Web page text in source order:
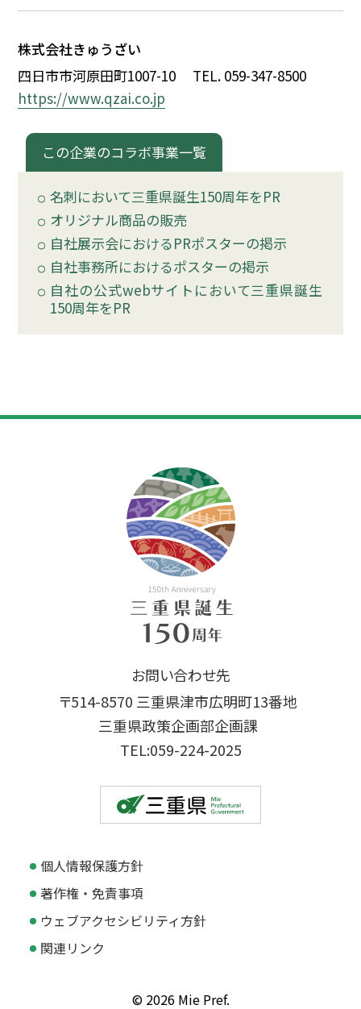
株式会社きゅうざい
四日市市河原田町1007-10 TEL. 059-347-8500
https://www.qzai.co.jp
この企業のコラボ事業一覧
名刺において三重県誕生150周年をPR
オリジナル商品の販売
自社展示会におけるPRポスターの掲示
自社事務所におけるポスターの掲示
自社の公式webサイトにおいて三重県誕生
150周年をPR
お問い合わせ先
〒514-8570 三重県津市広明町13番地
三重県政策企画部企画課
TEL:059-224-2025
個人情報保護方針
著作権・免責事項
ウェブアクセシビリティ方針
関連リンク
© 2026 Mie Pref.